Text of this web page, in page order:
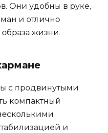
Они удобны в руке,
и отлично
жизни.
с продвинутыми
компактный
и